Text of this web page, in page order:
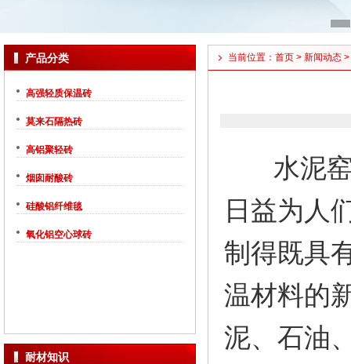
产品分类
高强轻质保温砖
莫来石隔热砖
高铝聚轻砖
烟囱耐酸砖
硅酸铝纤维毯
氧化铝空心球砖
耐材知识
当前位置： 首页 > 新闻动态 >
水泥窑
日益为人
制得既具
温材料的
泥、石油